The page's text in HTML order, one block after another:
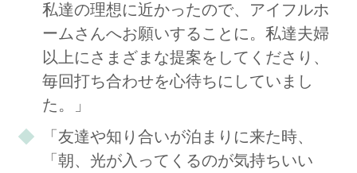
私達の理想に近かったので、アイフルホ
ームさんへお願いすることに。私達夫婦
以上にさまざまな提案をしてくださり、
毎回打ち合わせを心待ちにしていまし
た。」
「友達や知り合いが泊まりに来た時、
「朝、光が入ってくるのが気持ちいい